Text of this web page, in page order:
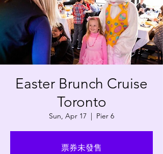
Easter Brunch Cruise
Toronto
Sun, Apr 17
  |
Pier 6
票券未發售